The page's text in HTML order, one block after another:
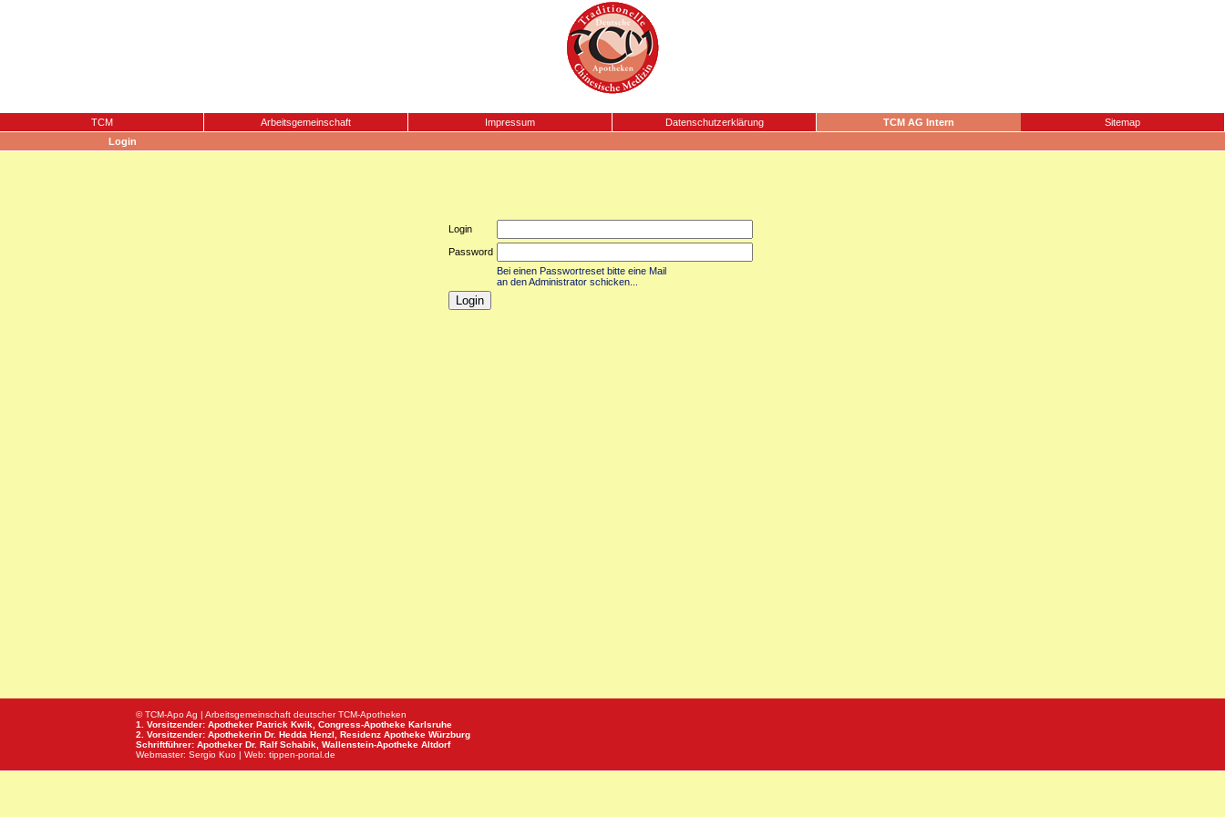
TCM Arbeitsgemeinschaft Impressum Datenschutzerklärung TCM AG Intern
Sitemap
Login
Login
Password
Bei einen Passwortreset bitte eine Mail
an den Administrator schicken...
© TCM-Apo Ag | Arbeitsgemeinschaft deutscher TCM-Apotheken
1. Vorsitzender: Apotheker Patrick Kwik, Congress-Apotheke Karlsruhe
2. Vorsitzender: Apothekerin Dr. Hedda Henzl, Residenz Apotheke Würzburg
Schriftführer: Apotheker Dr. Ralf Schabik, Wallenstein-Apotheke Altdorf
Webmaster: Sergio Kuo | Web: tippen-portal.de